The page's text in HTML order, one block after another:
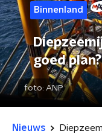
Binnenland
goed plan?
foto: ANP
Nieuws